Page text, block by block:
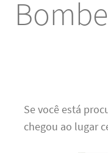
Se você está
chegou ao lugar